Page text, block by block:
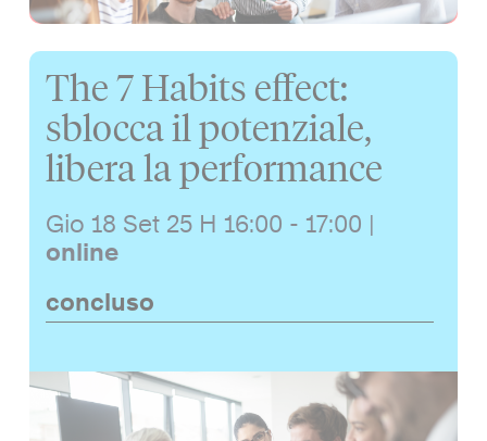
The 7 Habits effect:
sblocca il potenziale,
libera la performance
Gio 18 Set 25 H 16:00 - 17:00 |
online
concluso